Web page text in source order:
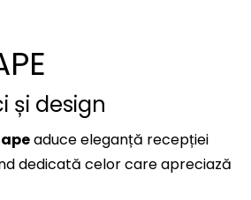
și design
aduce eleganță recepției
dedicată celor care apreciază